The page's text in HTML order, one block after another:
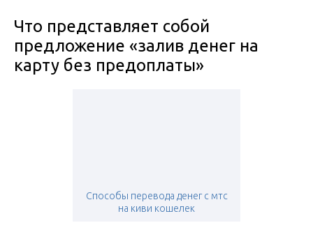
Что представляет собой
предложение «залив денег на
карту без предоплаты»
Способы перевода денег с мтс
на киви кошелек